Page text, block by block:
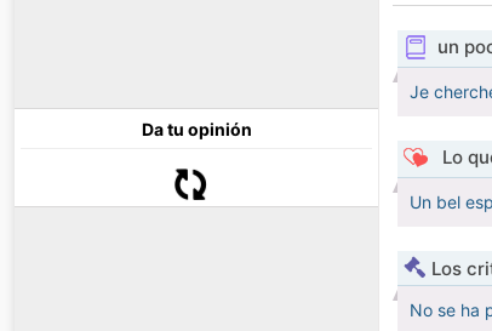
Da tu opinión
un
Je
Lo
Un bel
Los
No se ha